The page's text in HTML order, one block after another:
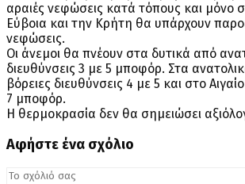
αραιές νεφώσεις κατά τόπους και μόνο
Εύβοια και την Κρήτη θα υπάρχουν
νεφώσεις.
Οι άνεμοι θα πνέουν στα δυτικά από
διευθύνσεις 3 με 5 μποφόρ. Στα
βόρειες διευθύνσεις 4 με 5 και στο
7 μποφόρ.
Η θερμοκρασία δεν θα σημειώσει
Αφήστε ένα σχόλιο